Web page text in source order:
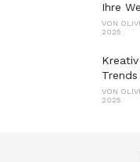
Ihre
VON
2025
VON
2025